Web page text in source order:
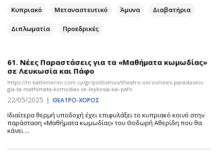
Κυπριακό Μεταναστευτικό Άμυνα Διαβατήρια
Διπλωματία Προεδρικές
61. Nέες Παραστάσεις για τα «Μαθήματα κωμωδίας»
σε Λευκωσία και Πάφο
https://m.kathimerini.com.cy/gr/politismos/theatro-xoros/nees-parastaseis-
gia-ta-mathimata-komodias-se-leykosia-kai-pafo
22/05/2025 | ΘΕΑΤΡΟ-ΧΟΡΟΣ
Ιδιαίτερα θερμή υποδοχή έχει επιφυλάξει το κυπριακό κοινό στην
παράσταση «Μαθήματα κωμωδίας» του Θοδωρή Αθερίδη που θα
κάνει ...